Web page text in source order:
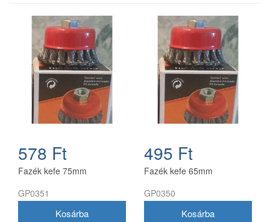
578 Ft
Fazék kefe 75mm
GP0351
495 Ft
Fazék kefe 65mm
GP0350